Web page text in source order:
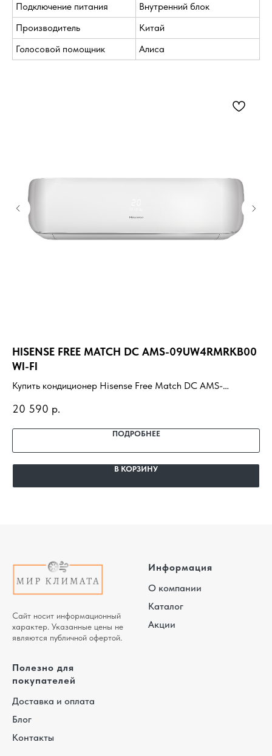
Подключение питания
Внутренний блок
Производитель
Китай
Голосовой помощник
Алиса
HISENSE FREE MATCH DC AMS-09UW4RMRKB00
WI-FI
Купить кондиционер Hisense Free Match DC AMS-
под помещение, доставка, профессиональный монтаж и
гарантия.
20 590 р.
ПОДРОБНЕЕ
В КОРЗИНУ
Сайт носит информационный
характер. Указанные цены не
являются публичной офертой.
Информация
О компании
Каталог
Акции
Полезно для
покупателей
Доставка и оплата
Блог
Контакты